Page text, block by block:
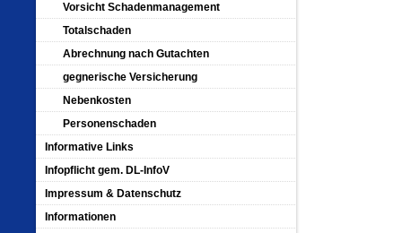
Vorsicht Schadenmanagement
Totalschaden
Abrechnung nach Gutachten
gegnerische Versicherung
Nebenkosten
Personenschaden
Informative Links
Infopflicht gem. DL-InfoV
Impressum & Datenschutz
Informationen